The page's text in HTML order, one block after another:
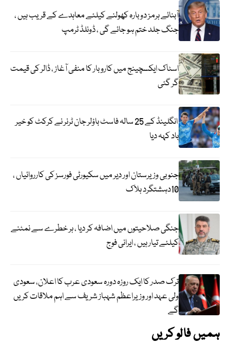
آبنائے ہرمز دوبارہ کھولنے کیلئے معاہدے کے قریب ہیں ،
جنگ جلد ختم ہو جائے گی ، ڈونلڈ ٹرمپ
اسٹاک ایکسچینج میں کاروبار کا منفی آغاز ، ڈالر کی قیمت
گر گئی
انگلینڈ کے 25 سالہ فاسٹ باؤلر جان ٹرنر نے کرکٹ کو خیر
باد کہہ دیا
جنوبی وزیرستان اور دیر میں سکیورٹی فورسز کی کارروائیاں ،
10دہشتگرد ہلاک
جنگی صلاحیتوں میں اضافہ کر دیا ، ہر خطرے سے نمٹنے
کیلئے تیار ہیں ، ایرانی فوج
ترک صدر کا ایک روزہ دورہ سعودی عرب کا اعلان، سعودی
ولی عہد اور وزیراعظم شہباز شریف سے اہم ملاقات کریں
گے
ہمیں فالو کریں